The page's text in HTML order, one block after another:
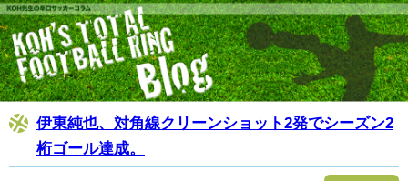
伊東純也、対角線クリーンショット2発でシーズン2
桁ゴール達成。